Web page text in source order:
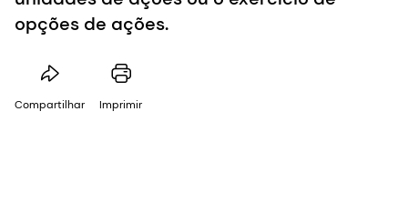
opções de ações.
Compartilhar Imprimir